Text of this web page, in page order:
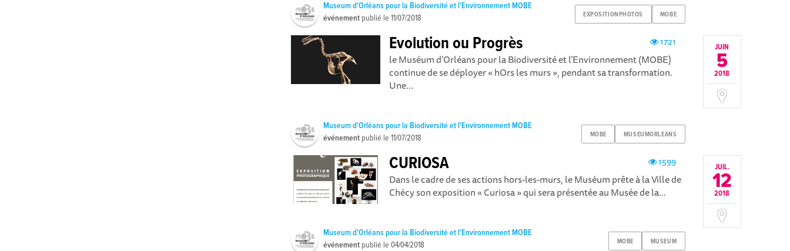
EXPOSITIONPHOTOS MOBE
Museum d'Orléans pour la Biodiversité et l'Environnement MOBE
événement publié le11/07/2018
JUIN
5
2018
1721
Evolution ou Progrès
le Muséum d’Orléans pour la Biodiversité et l’Environnement (MOBE)
continue de se déployer « hOrs les murs », pendant sa transformation.
Une...
MOBE MUSEUMORLEANS
Museum d'Orléans pour la Biodiversité et l'Environnement MOBE
événement publié le11/07/2018
JUIL.
12
2018
1599
CURIOSA
Dans le cadre de ses actions hors-les-murs, le Muséum prête à la Ville de
Chécy son exposition « Curiosa » qui sera présentée au Musée de la...
MOBE MUSEUM
Museum d'Orléans pour la Biodiversité et l'Environnement MOBE
événement publié le04/04/2018